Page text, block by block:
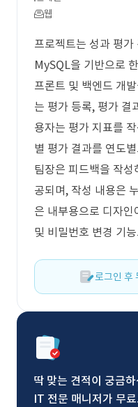
웹
프로젝트는 성과 평
MySQL을 기반으로
프론트 및 백엔드 개
는 평가 등록, 평가 결
용자는 평가 지표를
별 평가 결과를 연도
팀장은 피드백을 작성
공되며, 작성 내용은
은 내부용으로 디자
및 비밀번호 변경 기
로그인 후
딱 맞는 견적이 궁금
IT 전문 매니저가 무